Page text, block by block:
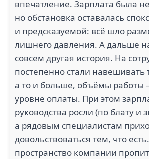
впечатление. Зарплата была
но обстановка оставалась
и предсказуемой: всё шло
лишнего давления. А дальше
совсем другая история. На
постепенно стали навешивать
а то и больше, объёмы работы
уровне оплаты. При этом
руководства росли (по блату и
а рядовым специалистам
довольствоваться тем, что
пространство компании